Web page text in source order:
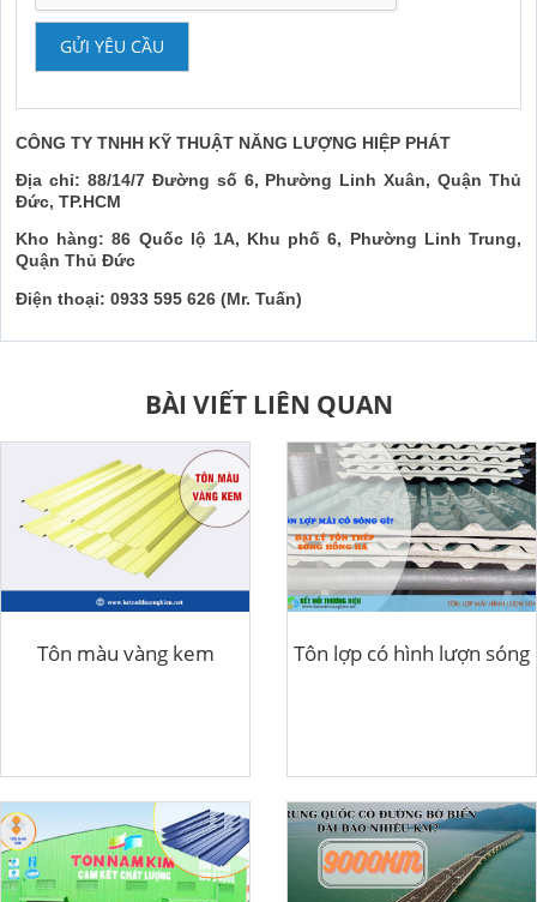
GỬI YÊU CẦU
CÔNG TY TNHH KỸ THUẬT NĂNG LƯỢNG HIỆP PHÁT
Địa chỉ: 88/14/7 Đường số 6, Phường Linh Xuân, Quận Thủ
Đức, TP.HCM
Kho hàng: 86 Quốc lộ 1A, Khu phố 6, Phường Linh Trung,
Quận Thủ Đức
Điện thoại: 0933 595 626 (Mr. Tuấn)
BÀI VIẾT LIÊN QUAN
Tôn màu vàng kem Tôn lợp có hình lượn sóng